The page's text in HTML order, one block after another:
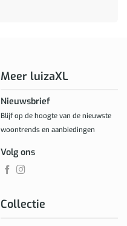
Collectie
Meer luizaXL
Nieuwsbrief
Blijf op de hoogte van de nieuwste
woontrends en aanbiedingen
Volg ons